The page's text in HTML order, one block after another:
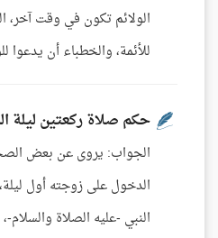
الولائم تكون في وقت آخر،
للأئمة، والخطباء أن يدعوا
حكم صلاة ركعتين ليلة
الجواب: يروى عن بعض
الدخول على زوجته أول
النبي -عليه الصلاة